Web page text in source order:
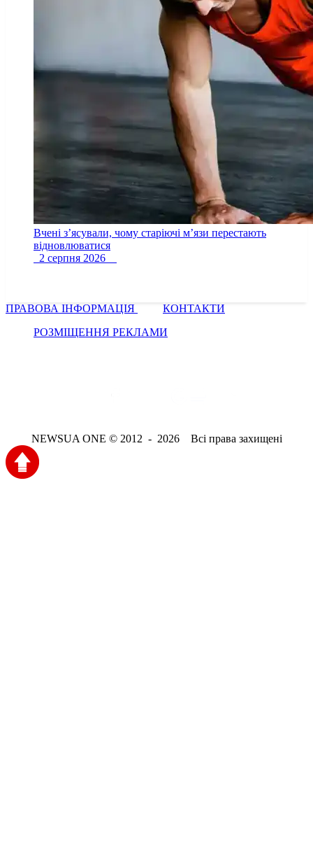
Вчені з’ясували, чому старіючі м’язи перестають
відновлюватися
2 серпня 2026
ПРАВОВА ІНФОРМАЦІЯ
КОНТАКТИ
РОЗМІЩЕННЯ РЕКЛАМИ
NEWSUA ONE © 2012 - 2026 Всі права захищені